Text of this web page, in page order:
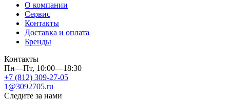
О компании
Сервис
Контакты
Доставка и оплата
Бренды
Контакты
Пн—Пт, 10:00—18:30
+7 (812) 309-27-05
1@3092705.ru
Следите за нами